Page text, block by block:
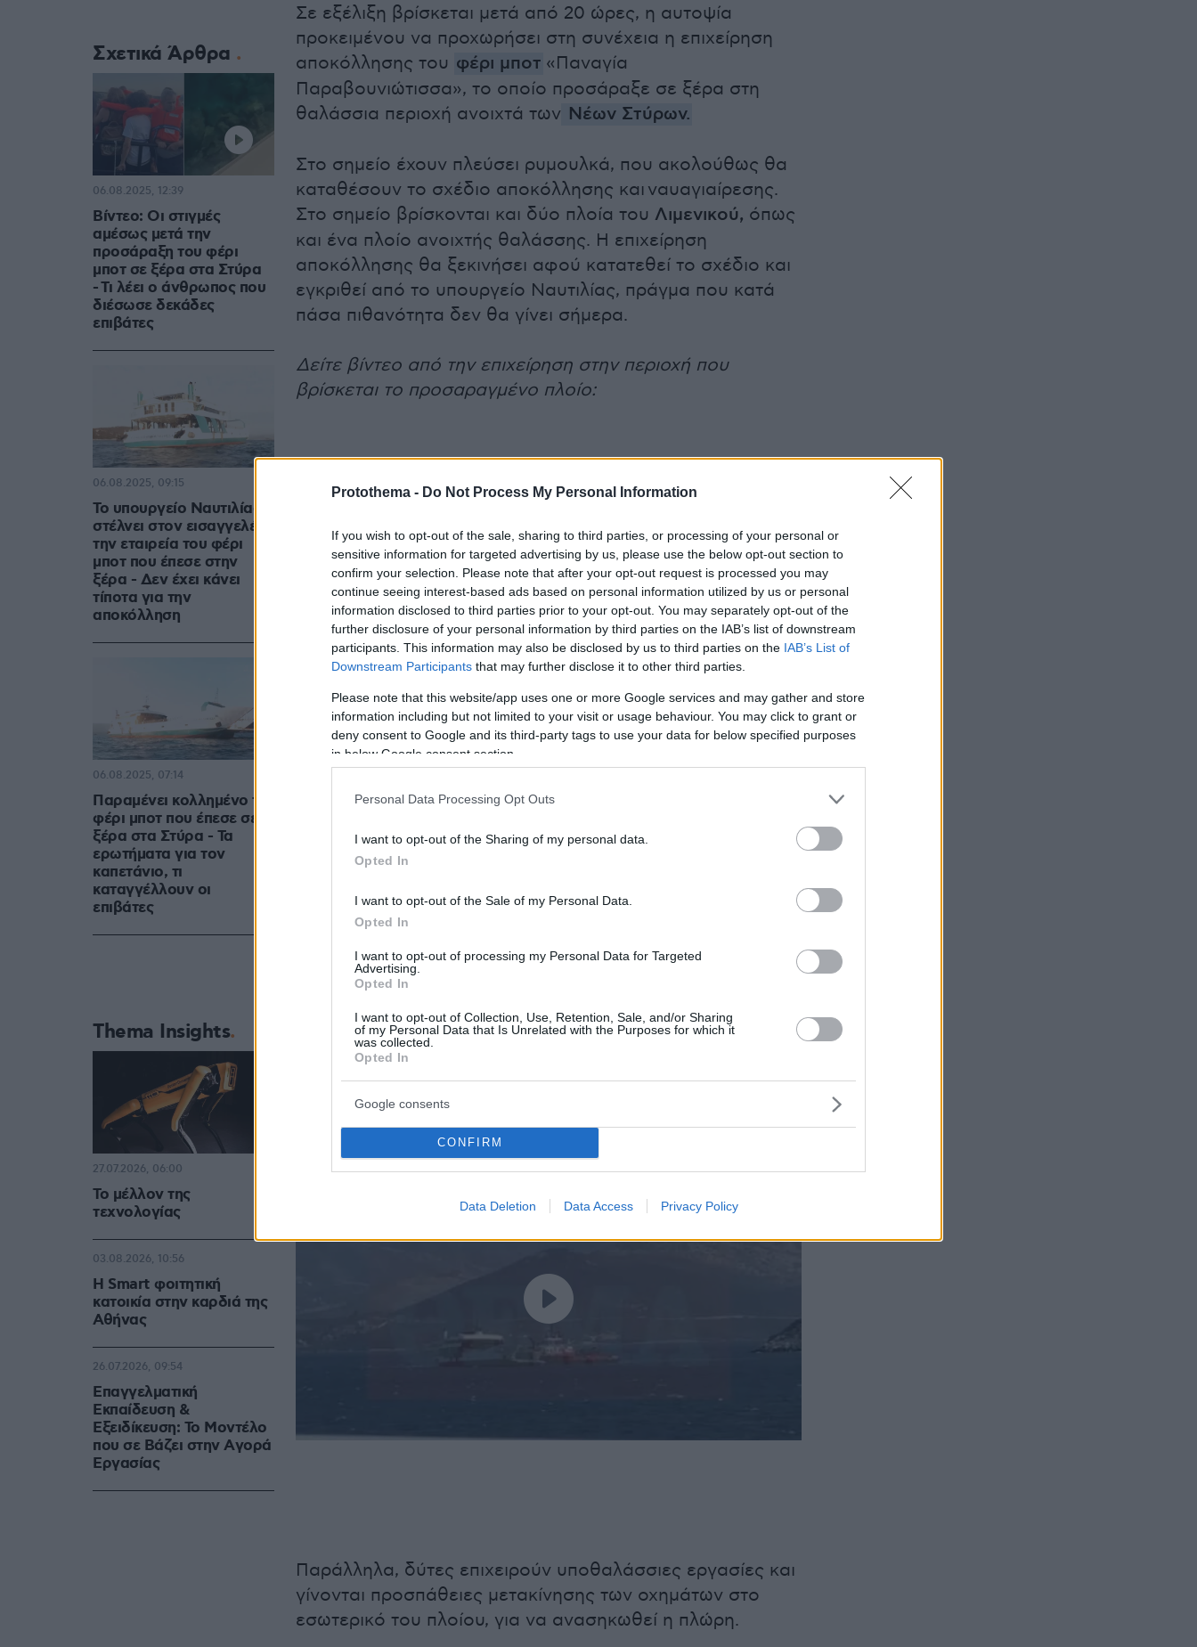
Protothema - Do Not Process My Personal Information
If you wish to opt-out of the sale, sharing to third parties, or processing of your personal or
sensitive information for targeted advertising by us, please use the below opt-out section to
confirm your selection. Please note that after your opt-out request is processed you may
continue seeing interest-based ads based on personal information utilized by us or personal
information disclosed to third parties prior to your opt-out. You may separately opt-out of the
further disclosure of your personal information by third parties on the IAB’s list of downstream
participants. This information may also be disclosed by us to third parties on the IAB’s List of
Downstream Participants that may further disclose it to other third parties.
Please note that this website/app uses one or more Google services and may gather and store
information including but not limited to your visit or usage behaviour. You may click to grant or
deny consent to Google and its third-party tags to use your data for below specified purposes
in below Google consent section.
Personal Data Processing Opt Outs
I want to opt-out of the Sharing of my personal data.
Opted In
I want to opt-out of the Sale of my Personal Data.
Opted In
I want to opt-out of processing my Personal Data for Targeted
Advertising.
Opted In
I want to opt-out of Collection, Use, Retention, Sale, and/or Sharing
of my Personal Data that Is Unrelated with the Purposes for which it
was collected.
Opted In
Google consents
CONFIRM
Data Deletion Data Access Privacy Policy
Σε εξέλιξη βρίσκεται μετά από 20 ώρες, η αυτοψία
προκειμένου να προχωρήσει στη συνέχεια η επιχείρηση
αποκόλλησης του φέρι μποτ «Παναγία
Παραβουνιώτισσα», το οποίο προσάραξε σε ξέρα στη
θαλάσσια περιοχή ανοιχτά των Νέων Στύρων.
Στο σημείο έχουν πλεύσει ρυμουλκά, που ακολούθως θα
καταθέσουν το σχέδιο αποκόλλησης και ναυαγιαίρεσης.
Στο σημείο βρίσκονται και δύο πλοία του Λιμενικού, όπως
και ένα πλοίο ανοιχτής θαλάσσης. Η επιχείρηση
αποκόλλησης θα ξεκινήσει αφού κατατεθεί το σχέδιο και
εγκριθεί από το υπουργείο Ναυτιλίας, πράγμα που κατά
πάσα πιθανότητα δεν θα γίνει σήμερα.
Δείτε βίντεο από την επιχείρηση στην περιοχή που
βρίσκεται το προσαραγμένο πλοίο:
Παράλληλα, δύτες επιχειρούν υποθαλάσσιες εργασίες και
γίνονται προσπάθειες μετακίνησης των οχημάτων στο
εσωτερικό του πλοίου, για να ανασηκωθεί η πλώρη.
Σχετικά Άρθρα
Βίντεο: Οι στιγμές
αμέσως μετά την
προσάραξη του φέρι
μποτ σε ξέρα στα Στύρα
- Τι λέει ο άνθρωπος που
διέσωσε δεκάδες
επιβάτες
06.08.2025, 12:39
Το υπουργείο Ναυτιλίας
στέλνει στον εισαγγελέα
την εταιρεία του φέρι
μποτ που έπεσε στην
ξέρα - Δεν έχει κάνει
τίποτα για την
αποκόλληση
06.08.2025, 09:15
Παραμένει κολλημένο το
φέρι μποτ που έπεσε σε
ξέρα στα Στύρα - Τα
ερωτήματα για τον
καπετάνιο, τι
καταγγέλλουν οι
επιβάτες
06.08.2025, 07:14
Thema Insights
Το μέλλον της
τεχνολογίας
27.07.2026, 06:00
Η Smart φοιτητική
κατοικία στην καρδιά της
Αθήνας
03.08.2026, 10:56
Επαγγελματική
Εκπαίδευση &
Εξειδίκευση: Το Mοντέλο
που σε Bάζει στην Aγορά
Eργασίας
26.07.2026, 09:54